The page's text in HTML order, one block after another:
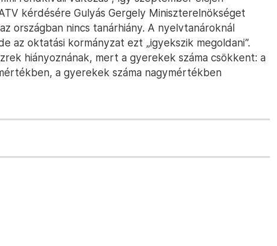
kérdésére Gulyás Gergely Miniszterelnökséget
országban nincs tanárhiány. A nyelvtanároknál
az oktatási kormányzat ezt „igyekszik megoldani”.
hiányoznának, mert a gyerekek száma csökkent: a
a gyerekek száma nagymértékben